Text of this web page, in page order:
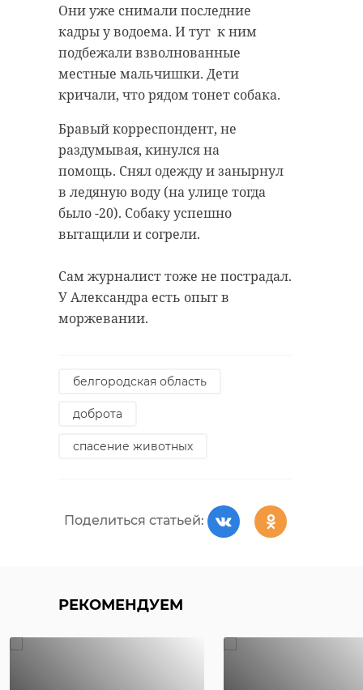
Они уже снимали последние
кадры у водоема. И тут к ним
подбежали взволнованные
местные мальчишки. Дети
кричали, что рядом тонет собака.
Бравый корреспондент, не
раздумывая, кинулся на
помощь. Снял одежду и занырнул
в ледяную воду (на улице тогда
было -20). Собаку успешно
вытащили и согрели.
Сам журналист тоже не пострадал.
У Александра есть опыт в
моржевании.
белгородская область
доброта
спасение животных
Поделиться статьей:
РЕКОМЕНДУЕМ